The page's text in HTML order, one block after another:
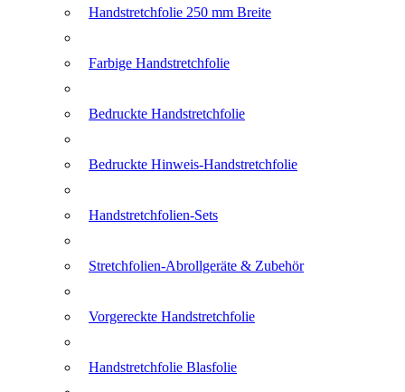
Handstretchfolie 250 mm Breite
Farbige Handstretchfolie
Bedruckte Handstretchfolie
Bedruckte Hinweis-Handstretchfolie
Handstretchfolien-Sets
Stretchfolien-Abrollgeräte & Zubehör
Vorgereckte Handstretchfolie
Handstretchfolie Blasfolie